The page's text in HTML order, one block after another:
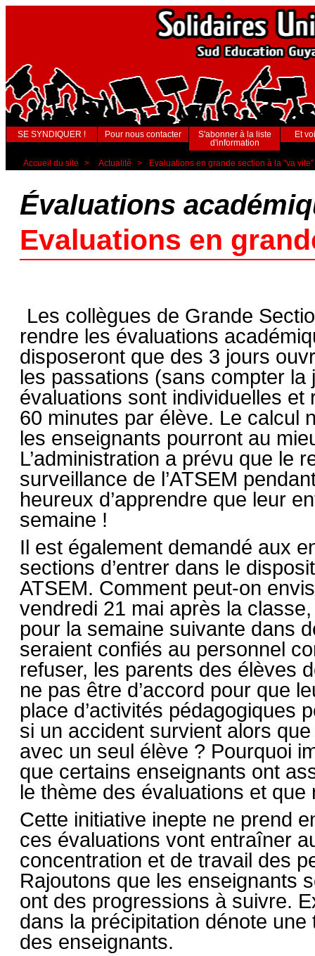
SE SYNDIQUER ! Pour nous contacter
S'abonner à la liste
d'information
Et
Accueil du site > Actualité > Evaluations en grande section à la "va vite"
Évaluations
Evaluations en
Les collègues de Grande
rendre les évaluations
disposeront que des 3 jours
les passations (sans compter
évaluations sont individuelles
60 minutes par élève. Le calcul
les enseignants pourront au
L’administration a prévu que le
surveillance de l’ATSEM
heureux d’apprendre que leur
semaine !
Il est également demandé aux
sections d’entrer dans le
ATSEM. Comment peut-on
vendredi 21 mai après la
pour la semaine suivante dans
seraient confiés au personnel
refuser, les parents des élèves
ne pas être d’accord pour que
place d’activités pédagogiques
si un accident survient alors
avec un seul élève ? Pourquoi
que certains enseignants ont
le thème des évaluations et que
Cette initiative inepte ne prend
ces évaluations vont entraîner
concentration et de travail des
Rajoutons que les enseignants
ont des progressions à suivre.
dans la précipitation dénote
des enseignants.